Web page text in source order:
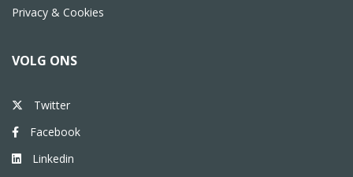
Privacy & Cookies
VOLG ONS
Twitter
Facebook
Linkedin